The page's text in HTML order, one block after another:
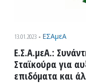
13.01.2023- ΕΣΑμεΑ
Ε.Σ.Α.μεΑ.:
Σταϊκούρα για
επιδόματα και